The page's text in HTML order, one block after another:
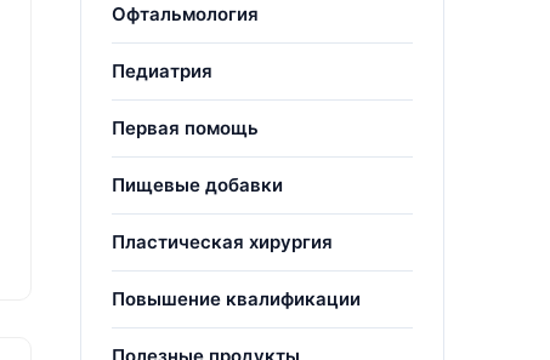
Офтальмология
Педиатрия
Первая помощь
Пищевые добавки
Пластическая хирургия
Повышение квалификации